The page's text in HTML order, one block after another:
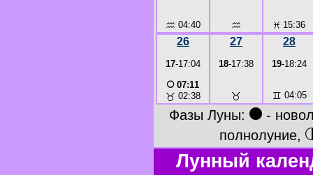
♒ 04:40 ♒ ♓ 15:36
26
17-17:04
○07:11
♉ 02:38
27
18-17:38
♉
28
19-18:24
♊ 04:05
Фазы Луны: ● -
полнолуние,
Лунный